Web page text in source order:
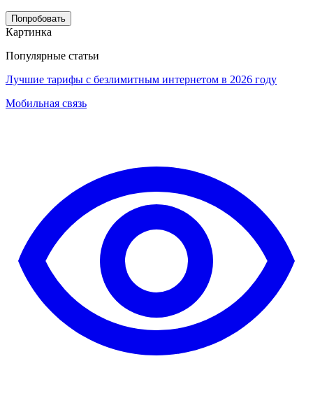
Попробовать
Картинка
Популярные статьи
Лучшие тарифы с безлимитным интернетом в 2026 году
Мобильная связь